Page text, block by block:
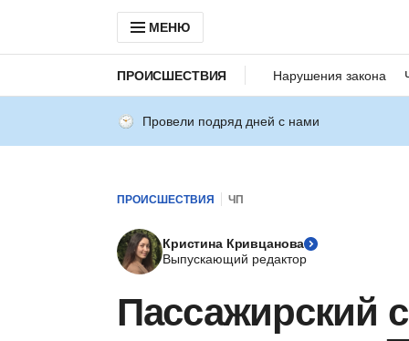
МЕНЮ
ПРОИСШЕСТВИЯ Нарушения закона
Провели подряд дней с нами
ПРОИСШЕСТВИЯ ЧП
Кристина Кривцанова
Выпускающий редактор
Пассажирский